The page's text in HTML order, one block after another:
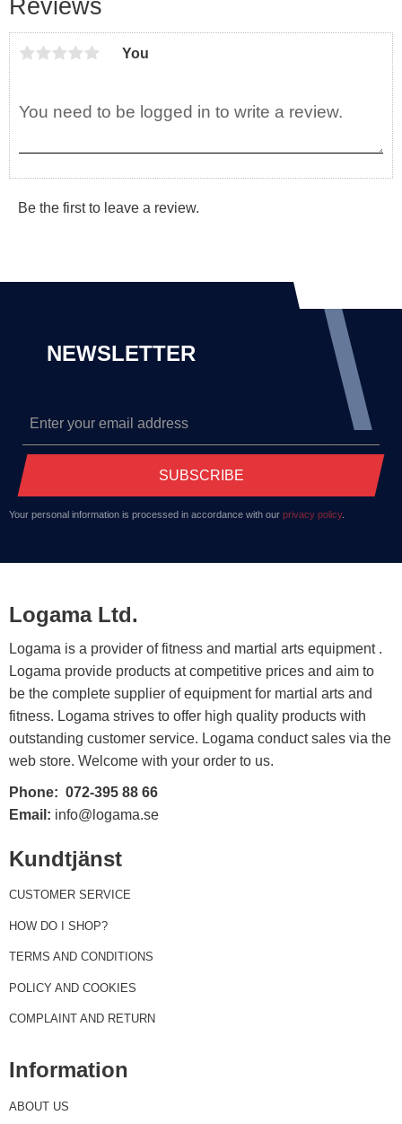
Reviews
You
Be the first to leave a review.
NEWSLETTER
SUBSCRIBE
Your personal information is processed in accordance with our privacy policy.
Logama Ltd.
Logama is a provider of fitness and martial arts equipment .
Logama provide products at competitive prices and aim to
be the complete supplier of equipment for martial arts and
fitness. Logama strives to offer high quality products with
outstanding customer service. Logama conduct sales via the
web store. Welcome with your order to us.
Phone: 072-395 88 66
Email: info@logama.se
Kundtjänst
CUSTOMER SERVICE
HOW DO I SHOP?
TERMS AND CONDITIONS
POLICY AND COOKIES
COMPLAINT AND RETURN
Information
ABOUT US